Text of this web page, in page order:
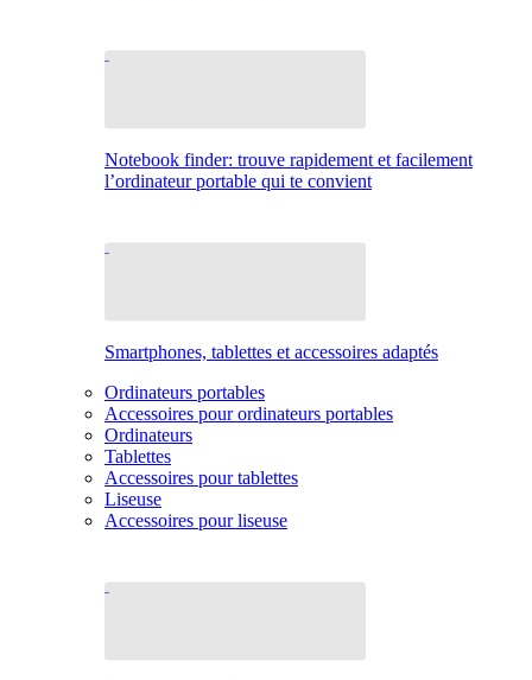
Notebook finder: trouve rapidement et facilement
l’ordinateur portable qui te convient
Smartphones, tablettes et accessoires adaptés
Ordinateurs portables
Accessoires pour ordinateurs portables
Ordinateurs
Tablettes
Accessoires pour tablettes
Liseuse
Accessoires pour liseuse